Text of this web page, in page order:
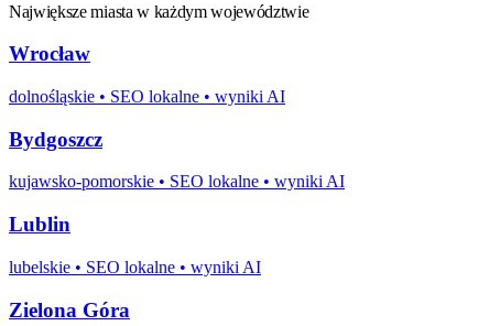
Największe miasta w każdym województwie
Wrocław
dolnośląskie • SEO lokalne • wyniki AI
Bydgoszcz
kujawsko-pomorskie • SEO lokalne • wyniki AI
Lublin
lubelskie • SEO lokalne • wyniki AI
Zielona Góra